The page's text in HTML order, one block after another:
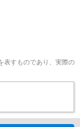
表すものであり、実際の